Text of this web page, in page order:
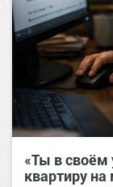
«Ты в своём
квартиру на